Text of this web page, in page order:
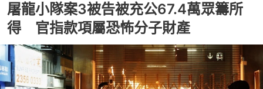
屠龍小隊案3被告被充公67.4萬眾籌所
得 官指款項屬恐怖分子財產